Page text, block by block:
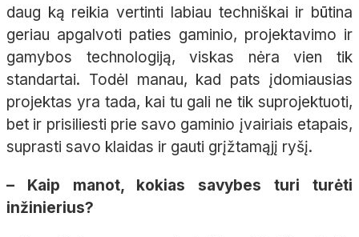
daug ką reikia vertinti labiau techniškai ir būtina
geriau apgalvoti paties gaminio, projektavimo ir
gamybos technologiją, viskas nėra vien tik
standartai. Todėl manau, kad pats įdomiausias
projektas yra tada, kai tu gali ne tik suprojektuoti,
bet ir prisiliesti prie savo gaminio įvairiais etapais,
suprasti savo klaidas ir gauti grįžtamąjį ryšį.
– Kaip manot, kokias savybes turi turėti
inžinierius?